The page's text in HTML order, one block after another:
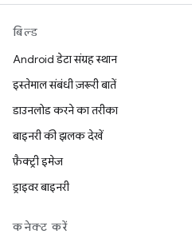
बिल्ड
Android डेटा संग्रह स्थान
इस्तेमाल संबंधी ज़रूरी बातें
डाउनलोड करने का तरीका
बाइनरी की झलक देखें
फ़ैक्ट्री इमेज
ड्राइवर बाइनरी
कनेक्ट करें